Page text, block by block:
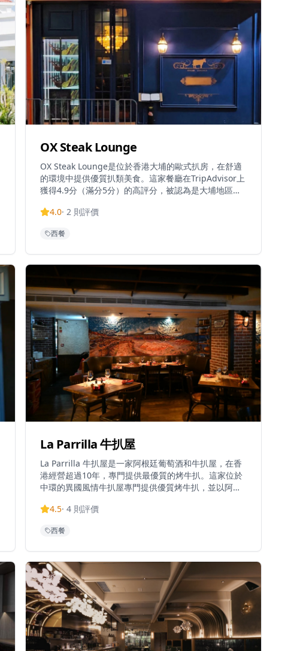
OX Steak Lounge
OX Steak Lounge是位於香港大埔的歐式扒房，在舒適
的環境中提供優質扒類美食。這家餐廳在TripAdvisor上
獲得4.9分（滿分5分）的高評分，被認為是大埔地區優
牛扒和歐式菜餚。OX Steak Lounge提供網上訂座服
4.0·2 則評價
西餐
La Parrilla 牛扒屋
La Parrilla 牛扒屋是一家阿根廷葡萄酒和牛扒屋，在香
港經營超過10年，專門提供最優質的烤牛扒。這家位於
中環的異國風情牛扒屋專門提供優質烤牛扒，並以阿根
成為牛扒愛好者的首選目的地，提供北海道帶子配油醋
受預訂，為客人提供正宗的阿根廷牛扒屋體驗。
4.5·4 則評價
西餐